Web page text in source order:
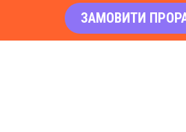
ЗАМОВИТИ